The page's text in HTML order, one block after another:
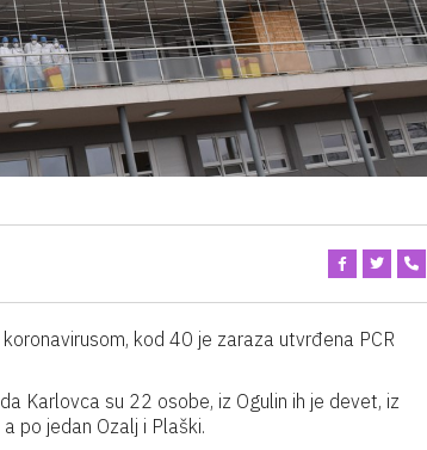
kod 40 je zaraza utvrđena PCR
Karlovca su 22 osobe, iz Ogulin ih je devet, iz
po jedan Ozalj i Plaški.